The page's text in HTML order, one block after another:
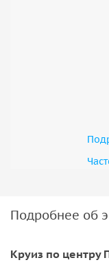
Подробнее об
Круиз по центру